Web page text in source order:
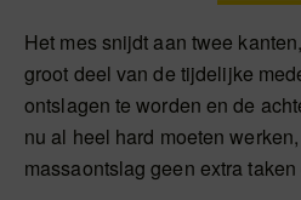
Het mes snijdt aan twee
groot deel van de tijdelijke
ontslagen te worden en de
nu al heel hard moeten
massaontslag geen extra taken